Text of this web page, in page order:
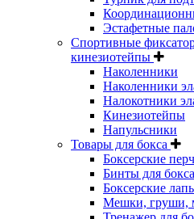
Эстафетные
Спортивные
кинезиотейпы
Наколенники
Наколенники
Налокотники
Кинезиотейпы
Напульсники
Товары для бокса
Боксерские
Бинты для бокса
Боксерские
Мешки, груши,